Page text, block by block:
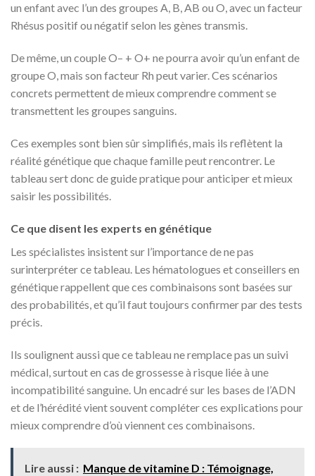
un enfant avec l’un des groupes A, B, AB ou O, avec un facteur
Rhésus positif ou négatif selon les gènes transmis.
De même, un couple O– + O+ ne pourra avoir qu’un enfant de
groupe O, mais son facteur Rh peut varier. Ces scénarios
concrets permettent de mieux comprendre comment se
transmettent les groupes sanguins.
Ces exemples sont bien sûr simplifiés, mais ils reflètent la
réalité génétique que chaque famille peut rencontrer. Le
tableau sert donc de guide pratique pour anticiper et mieux
saisir les possibilités.
Ce que disent les experts en génétique
Les spécialistes insistent sur l’importance de ne pas
surinterpréter ce tableau. Les hématologues et conseillers en
génétique rappellent que ces combinaisons sont basées sur
des probabilités, et qu’il faut toujours confirmer par des tests
précis.
Ils soulignent aussi que ce tableau ne remplace pas un suivi
médical, surtout en cas de grossesse à risque liée à une
incompatibilité sanguine. Un encadré sur les bases de l’ADN
et de l’hérédité vient souvent compléter ces explications pour
mieux comprendre d’où viennent ces combinaisons.
Lire aussi : Manque de vitamine D : Témoignage,